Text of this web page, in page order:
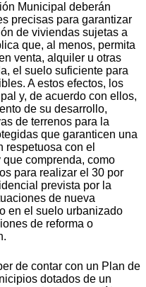
Municipal deberán
precisas para garantizar
de viviendas sujetas a
que, al menos, permita
venta, alquiler u otras
el suelo suficiente para
A estos efectos, los
y, de acuerdo con ellos,
de su desarrollo,
de terrenos para la
que garanticen una
respetuosa con el
comprenda, como
para realizar el 30 por
prevista por la
de nueva
en el suelo urbanizado
de reforma o
de contar con un Plan de
dotados de un